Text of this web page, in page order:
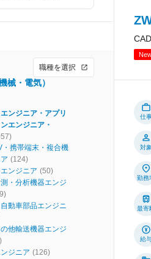
職種を選択
械・電気）
ンジニア・アプリ
エンジニア・
)
・携帯端末・複合機
(124)
ンジニア (50)
・分析機器エンジ
)
動車部品エンジニ
他輸送機器エンジ
)
ジニア (126)
仕
対象
勤務
最寄
給